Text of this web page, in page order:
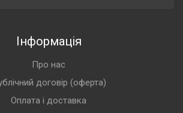
Інформація
Про нас
договір (оферта)
Оплата і доставка